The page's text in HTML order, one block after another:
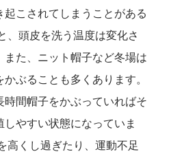
こされてしまうことがある
、頭皮を洗う温度は変化さ
た、ニット帽子など冬場は
ぶることも多くあります。
間帽子をかぶっていればそ
やすい状態になっていま
高くし過ぎたり、運動不足